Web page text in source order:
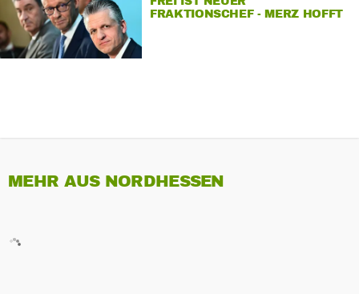
FRAKTIONSCHEF - MERZ HOFFT
MEHR AUS NORDHESSEN